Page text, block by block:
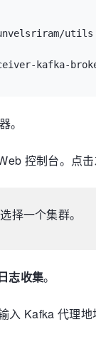
kafka-
。
控制台。点
择一个集群。
志收集。
入 Kafka 代理